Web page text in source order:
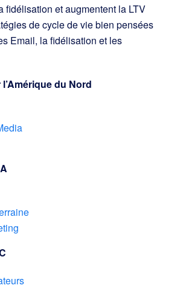
fidélisation et augmentent la LTV
de cycle de vie bien pensées
Email, la fidélisation et les
du Nord